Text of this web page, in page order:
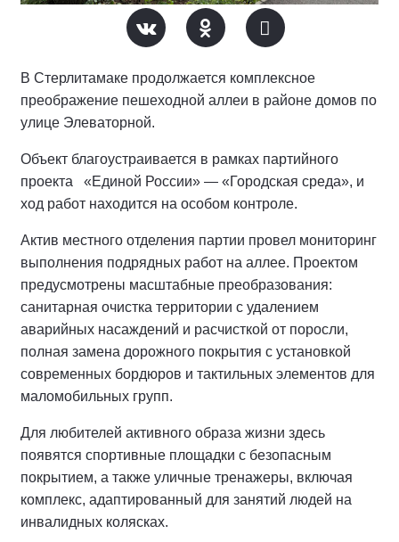
В Стерлитамаке продолжается комплексное
преображение пешеходной аллеи в районе домов по
улице Элеваторной.
Объект благоустраивается в рамках партийного
проекта «Единой России» — «Городская среда», и
ход работ находится на особом контроле.
Актив местного отделения партии провел мониторинг
выполнения подрядных работ на аллее. Проектом
предусмотрены масштабные преобразования:
санитарная очистка территории с удалением
аварийных насаждений и расчисткой от поросли,
полная замена дорожного покрытия с установкой
современных бордюров и тактильных элементов для
маломобильных групп.
Для любителей активного образа жизни здесь
появятся спортивные площадки с безопасным
покрытием, а также уличные тренажеры, включая
комплекс, адаптированный для занятий людей на
инвалидных колясках.